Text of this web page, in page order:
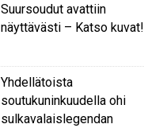
Suursoudut avattiin
näyttävästi – Katso kuvat!
Yhdellätoista
soutukuninkuudella ohi
sulkavalaislegendan